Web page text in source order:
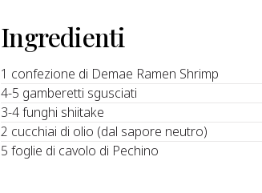
Ingredienti
1 confezione di Demae Ramen Shrimp
4-5 gamberetti sgusciati
3-4 funghi shiitake
2 cucchiai di olio (dal sapore neutro)
5 foglie di cavolo di Pechino